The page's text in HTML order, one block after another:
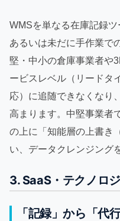
WMSを単なる在庫記録ツ
あるいは未だに手作業で
堅・中小の倉庫事業者や
ービスレベル（リードタ
応）に追随できなくなり
高まります。中堅事業者
の上に「知能層の上書き
い、データクレンジング
3. SaaS・テクノロ
「記録」から「代